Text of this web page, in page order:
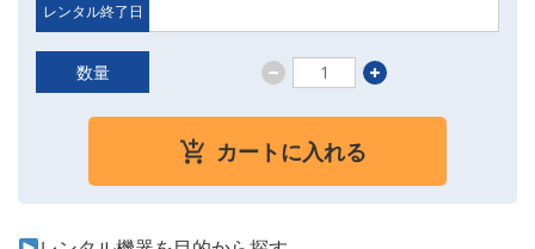
レンタル終了日
数量
カートに入れる